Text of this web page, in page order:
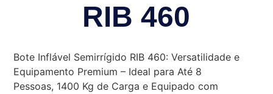
RIB 460
Bote Inflável Semirrígido RIB 460: Versatilidade e
Equipamento Premium – Ideal para Até 8
Pessoas, 1400 Kg de Carga e Equipado com